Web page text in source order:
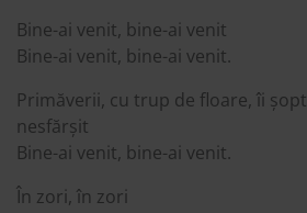
Bine-ai venit, bine-ai venit
Bine-ai venit, bine-ai venit.
Primăverii, cu trup de floare, îi
nesfărșit
Bine-ai venit, bine-ai venit.
În zori, în zori